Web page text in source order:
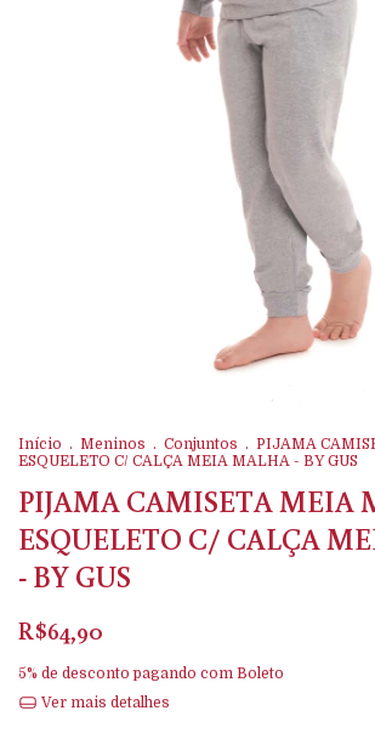
Início . Meninos . Conjuntos . PIJAMA
ESQUELETO C/ CALÇA MEIA MALHA - BY GUS
PIJAMA CAMISETA MEIA
ESQUELETO C/ CALÇA
- BY GUS
R$64,90
5% de desconto pagando com Boleto
Ver mais detalhes